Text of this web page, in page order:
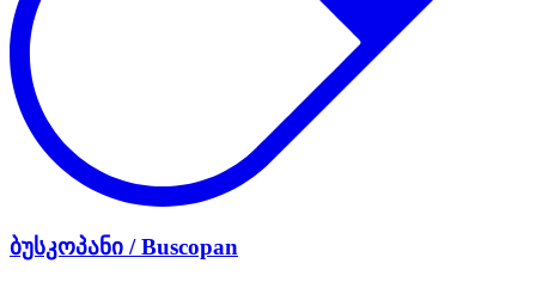
ბუსკოპანი / Buscopan